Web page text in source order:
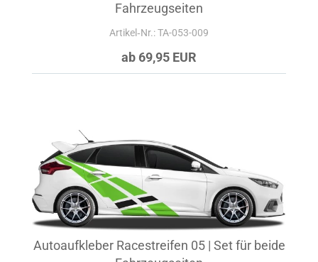
Fahrzeugseiten
Artikel‑Nr.: TA-053-009
ab 69,95 EUR
Autoaufkleber Racestreifen 05 | Set für beide